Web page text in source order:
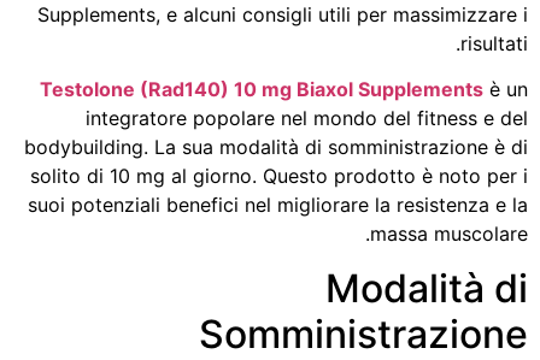
Supplements, e alcuni consigli utili per massimizzare i
risultati.
Testolone (Rad140) 10 mg Biaxol Supplements è un
integratore popolare nel mondo del fitness e del
bodybuilding. La sua modalità di somministrazione è di
solito di 10 mg al giorno. Questo prodotto è noto per i
suoi potenziali benefici nel migliorare la resistenza e la
massa muscolare.
Modalità di
Somministrazione